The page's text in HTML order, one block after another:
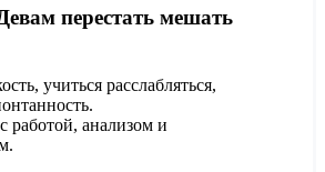
перестать мешать
учиться расслабляться,
работой, анализом и